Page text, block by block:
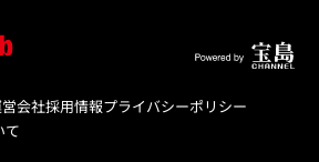
会社採用情報プライバシーポリシー
て